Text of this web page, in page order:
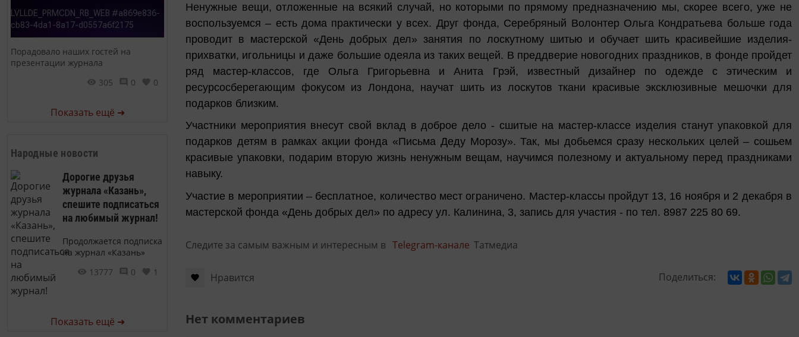
Порадовало наших гостей на
презентации журнала
305
0 0
Показать ещё ➜
Народные новости
Дорогие друзья
журнала «Казань»,
спешите подписаться
на любимый журнал!
Продолжается подписка
на журнал «Казань»
13777
0 1
Показать ещё ➜
Ненужные вещи, отложенные на всякий случай, но которыми по прямому предназначению мы, скорее всего, уже не
воспользуемся – есть дома практически у всех. Друг фонда, Серебряный Волонтер Ольга Кондратьева больше года
проводит в мастерской «День добрых дел» занятия по лоскутному шитью и обучает шить красивейшие изделия-
прихватки, игольницы и даже большие одеяла из таких вещей. В преддверие новогодних праздников, в фонде пройдет
ряд мастер-классов, где Ольга Григорьевна и Анита Грэй, известный дизайнер по одежде с этическим и
ресурсосберегающим фокусом из Лондона, научат шить из лоскутов ткани красивые эксклюзивные мешочки для
подарков близким.
Участники мероприятия внесут свой вклад в доброе дело - сшитые на мастер-классе изделия станут упаковкой для
подарков детям в рамках акции фонда «Письма Деду Морозу». Так, мы добьемся сразу нескольких целей – сошьем
красивые упаковки, подарим вторую жизнь ненужным вещам, научимся полезному и актуальному перед праздниками
навыку.
Участие в мероприятии – бесплатное, количество мест ограничено. Мастер-классы пройдут 13, 16 ноября и 2 декабря в
мастерской фонда «День добрых дел» по адресу ул. Калинина, 3, запись для участия - по тел. 8987 225 80 69.
Следите за самым важным и интересным в Telegram-канале Татмедиа
Нравится Поделиться:
Нет комментариев